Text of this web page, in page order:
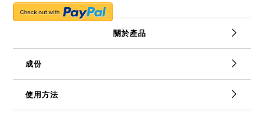
關於產品
唇，令雙唇全天候保持柔軟。
成份
日葵油，蜜柑精油
使用方法